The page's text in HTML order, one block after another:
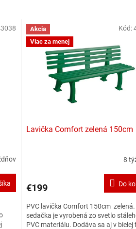
Akcia
Viac za menej
Lavička Comfort zelená 150cm
8
€199 Do
PVC lavička Comfort 150cm zelená.
sedačka je vyrobená zo svetlo
PVC materiálu. Dodáva sa aj v bielej
Kód: